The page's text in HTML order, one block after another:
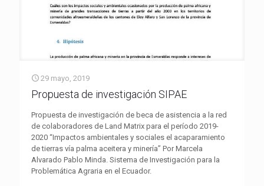
29 mayo, 2019
Propuesta de investigación SIPAE
Propuesta de investigación de beca de asistencia a la red
de colaboradores de Land Matrix para el período 2019-
2020 “Impactos ambientales y sociales el acaparamiento
de tierras vía palma aceitera y minería” Por Marcela
Alvarado Pablo Minda. Sistema de Investigación para la
Problemática Agraria en el Ecuador.